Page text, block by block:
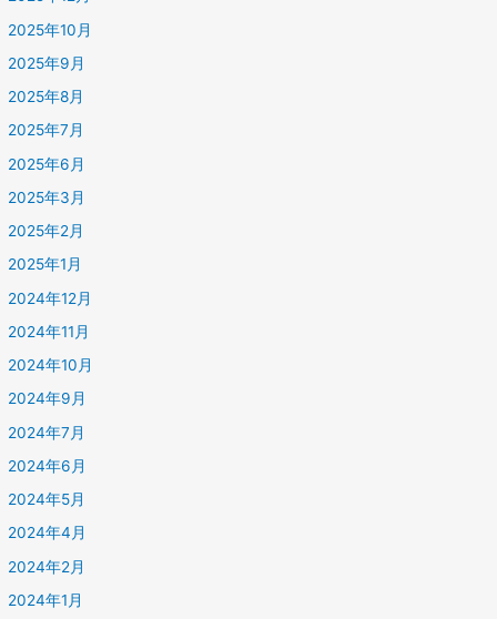
2025年10月
2025年9月
2025年8月
2025年7月
2025年6月
2025年3月
2025年2月
2025年1月
2024年12月
2024年11月
2024年10月
2024年9月
2024年7月
2024年6月
2024年5月
2024年4月
2024年2月
2024年1月